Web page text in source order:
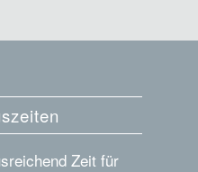
Zeit für